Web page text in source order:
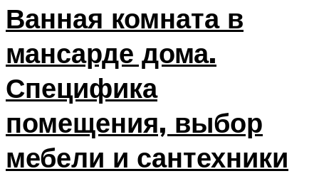
Ванная комната в
мансарде дома.
Специфика
помещения, выбор
мебели и сантехники